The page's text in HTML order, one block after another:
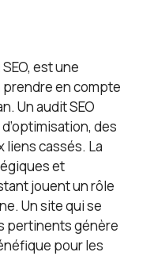
est une
en compte
Un audit SEO
des
liens cassés. La
et
jouent un rôle
Un site qui se
pertinents génère
pour les